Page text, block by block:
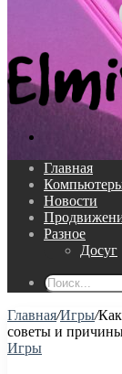
Главная
Новости
Разное
Досуг
Главная/Игры/
советы и
Игры